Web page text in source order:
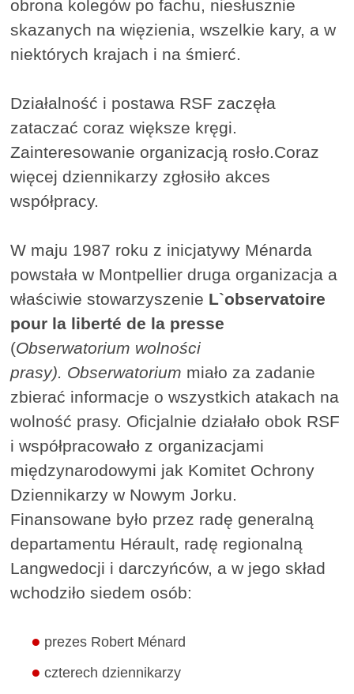
obrona kolegów po fachu, niesłusznie
skazanych na więzienia, wszelkie kary, a w
niektórych krajach i na śmierć.
Działalność i postawa RSF zaczęła
zataczać coraz większe kręgi.
Zainteresowanie organizacją rosło.Coraz
więcej dziennikarzy zgłosiło akces
współpracy.
W maju 1987 roku z inicjatywy Ménarda
powstała w Montpellier druga organizacja a
właściwie stowarzyszenie L`observatoire
pour la liberté de la presse
(Obserwatorium wolności
prasy). Obserwatorium miało za zadanie
zbierać informacje o wszystkich atakach na
wolność prasy. Oficjalnie działało obok RSF
i współpracowało z organizacjami
międzynarodowymi jak Komitet Ochrony
Dziennikarzy w Nowym Jorku.
Finansowane było przez radę generalną
departamentu Hérault, radę regionalną
Langwedocji i darczyńców, a w jego skład
wchodziło siedem osób:
prezes Robert Ménard
czterech dziennikarzy